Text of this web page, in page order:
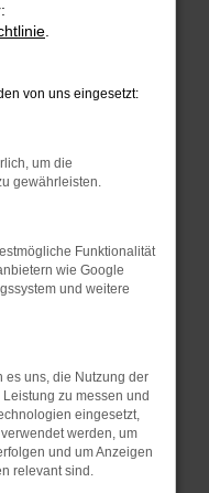
Beispiel deine
Seiten
in einem
privaten
Stand
nur ein
auch dazu
nicht mehr
von uns eingesetzt:
um die
gewährleisten.
Funktionalität
wie Google
und weitere
es uns, die Nutzung der
zu messen und
eingesetzt,
werden, um
und um Anzeigen
relevant sind.